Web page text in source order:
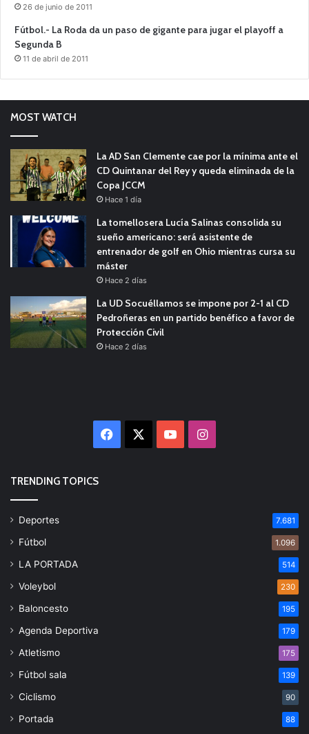
26 de junio de 2011
Fútbol.- La Roda da un paso de gigante para jugar el playoff a
Segunda B
11 de abril de 2011
MOST WATCH
La AD San Clemente cae por la mínima ante el
CD Quintanar del Rey y queda eliminada de la
Copa JCCM
Hace 1 día
La tomellosera Lucía Salinas consolida su
sueño americano: será asistente de
entrenador de golf en Ohio mientras cursa su
máster
Hace 2 días
La UD Socuéllamos se impone por 2-1 al CD
Pedroñeras en un partido benéfico a favor de
Protección Civil
Hace 2 días
Facebook YouTubeInstagram
TRENDING TOPICS
Deportes 7.681
Fútbol 1.096
LA PORTADA 514
Voleybol 230
Baloncesto 195
Agenda Deportiva 179
Atletismo 175
Fútbol sala 139
Ciclismo 90
Portada 88